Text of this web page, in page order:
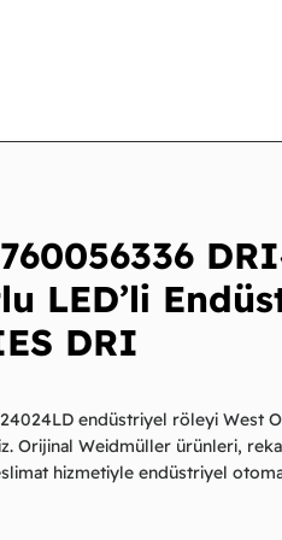
LED’li
DRI
endüstriyel röleyi West
Orijinal Weidmüller ürünleri,
hizmetiyle endüstriyel